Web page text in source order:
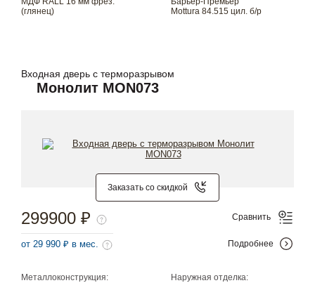
(глянец)
Mottura 84.515 цил. б/р
Входная дверь с терморазрывом
Монолит MON073
Заказать со скидкой
Металлоконструкция:
Наружная отделка:
299900 ₽
от 29 990 ₽ в мес.
Сравнить
Подробнее